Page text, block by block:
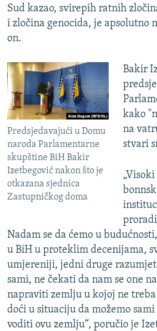
Sud kazao, svirepih ratnih
i zločina genocida, je apsolutno
on.
Predsjedavajući u Domu
naroda Parlamentarne
skupštine BiH Bakir
Izetbegović nakon što je
otkazana sjednica
Zastupničkog doma
Bakir
kako
na
stvari
Nadam se da ćemo u
u BiH u proteklim decenijama,
umjereniji, jedni druge
sami, ne čekati da nam se one
napraviti zemlju u kojoj ne
doći u situaciju da možemo
voditi ovu zemlju“, poručio je